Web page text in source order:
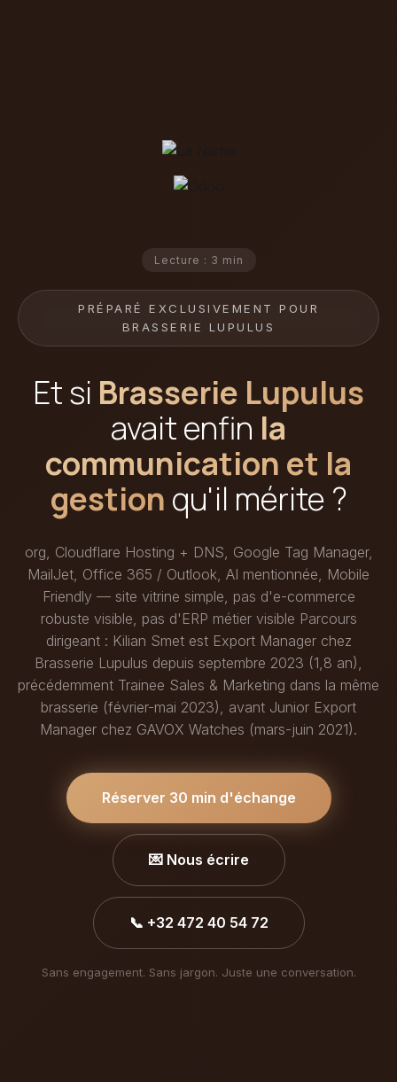
Lecture : 3 min
PRÉPARÉ EXCLUSIVEMENT POUR
BRASSERIE LUPULUS
Et si Brasserie Lupulus
avait enfin la
communication et la
gestion qu'il mérite ?
org, Cloudflare Hosting + DNS, Google Tag Manager,
MailJet, Office 365 / Outlook, AI mentionnée, Mobile
Friendly — site vitrine simple, pas d'e-commerce
robuste visible, pas d'ERP métier visible Parcours
dirigeant : Kilian Smet est Export Manager chez
Brasserie Lupulus depuis septembre 2023 (1,8 an),
précédemment Trainee Sales & Marketing dans la même
brasserie (février-mai 2023), avant Junior Export
Manager chez GAVOX Watches (mars-juin 2021).
Réserver 30 min d'échange
💌 Nous écrire
📞 +32 472 40 54 72
Sans engagement. Sans jargon. Juste une conversation.